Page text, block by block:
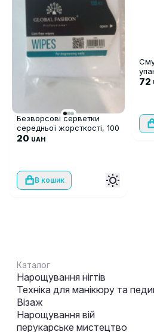
Безворсові серветки
середньої жорсткості, 100
шт
20 UAH
В кошик
72
Каталог
Нарощування нігтів
Техніка для манікюру та
Візаж
Нарощування вій
перукарське мистецтво